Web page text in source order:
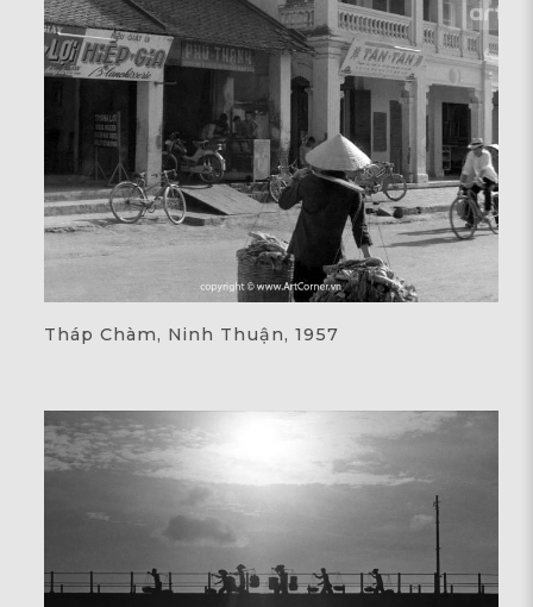
Tháp Chàm, Ninh Thuận, 1957